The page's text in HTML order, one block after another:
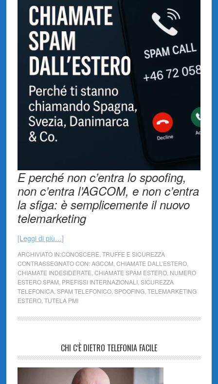
E perché non c’entra lo spoofing,
non c’entra l’AGCOM, e non c’entra
la sfiga: è semplicemente il nuovo
telemarketing
[Leggi di più…]
ARCHIVIATO IN:CONOSCERE,TRUFFE E SICUREZZA
CONTRASSEGNATO CON:AGCOM,CHIAMATE DALL’ESTERO,
CHIAMATE INDESIDERATE,CHIAMATE SPAM ESTERO, NUMERO
ESTERO SPAM, PREFISSI INTERNAZIONALI,SICUREZZA
TELEFONICA,SPAM TELEFONICO,SPOOFING,TELEMARKETING
ESTERO,TUTELA PMI
CHI C’È DIETRO TELEFONIA FACILE